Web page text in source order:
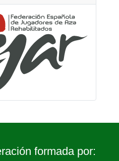
formada por: